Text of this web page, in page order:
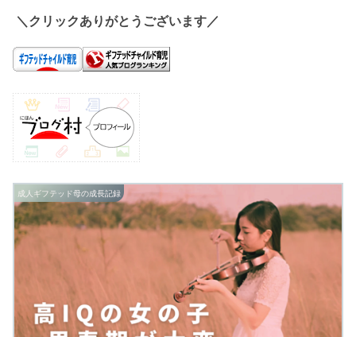
＼クリックありがとうございます／
成人ギフテッド母の成長記録